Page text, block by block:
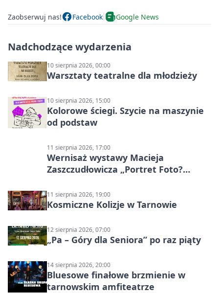
Zaobserwuj nas! Facebook Google News
Nadchodzące wydarzenia
10 sierpnia 2026, 00:00
Warsztaty teatralne dla młodzieży
10 sierpnia 2026, 15:00
Kolorowe ściegi. Szycie na maszynie
od podstaw
11 sierpnia 2026, 17:00
Wernisaż wystawy Macieja
Zaszczudłowicza „Portret Foto?
11 sierpnia 2026, 19:00
Kosmiczne Kolizje w Tarnowie
12 sierpnia 2026, 07:00
„Pa – Góry dla Seniora” po raz piąty
14 sierpnia 2026, 20:00
Bluesowe finałowe brzmienie w
tarnowskim amfiteatrze